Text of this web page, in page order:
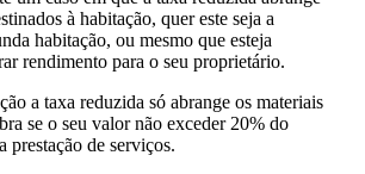
à habitação, quer este seja a
habitação, ou mesmo que esteja
rendimento para o seu proprietário.
a taxa reduzida só abrange os materiais
se o seu valor não exceder 20% do
prestação de serviços.